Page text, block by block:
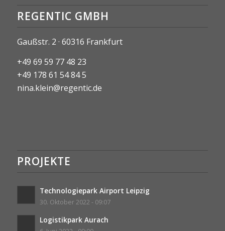
REGENTIC GMBH
Gaußstr. 2 · 60316 Frankfurt
+49 69 59 77 48 23
+49 178 61 54 84 5
nina.klein@regentic.de
PROJEKTE
Technologiepark Airport Leipzig
30. Oktober 2022 - 09:07
Logistikpark Aurach